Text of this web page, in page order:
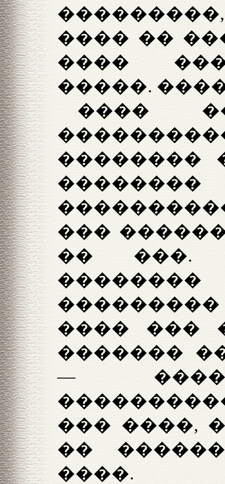
���� ��
����
�����.
����
��������
���
�� ���.
���� ���
�������
—
��� ����,
��
����.